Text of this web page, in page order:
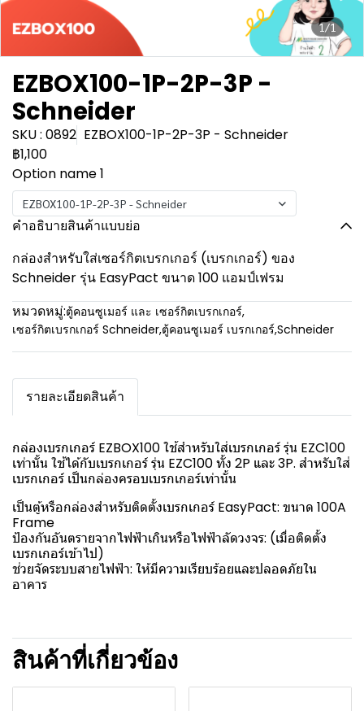
1/1
EZBOX100-1P-2P-3P -
Schneider
SKU : 0892 EZBOX100-1P-2P-3P - Schneider
฿1,100
Option name 1
EZBOX100-1P-2P-3P - Schneider
คำอธิบายสินค้าแบบย่อ
กล่องสำหรับใส่เซอร์กิตเบรกเกอร์ (เบรกเกอร์) ของ
Schneider รุ่น EasyPact ขนาด 100 แอมป์เฟรม
หมวดหมู่:ตู้คอนซูเมอร์ และ เซอร์กิตเบรกเกอร์,
เซอร์กิตเบรกเกอร์ Schneider,ตู้คอนซูเมอร์ เบรกเกอร์,Schneider
รายละเอียดสินค้า
กล่องเบรกเกอร์ EZBOX100 ใช้สำหรับใส่เบรกเกอร์ รุ่น EZC100
เท่านั้น ใช้ได้กับเบรกเกอร์ รุ่น EZC100 ทั้ง 2P และ 3P. สำหรับใส่
เบรกเกอร์ เป็นกล่องครอบเบรกเกอร์เท่านั้น
เป็นตู้หรือกล่องสำหรับติดตั้งเบรกเกอร์ EasyPact: ขนาด 100A
Frame
ป้องกันอันตรายจากไฟฟ้าเกินหรือไฟฟ้าลัดวงจร: (เมื่อติดตั้ง
เบรกเกอร์เข้าไป)
ช่วยจัดระบบสายไฟฟ้า: ให้มีความเรียบร้อยและปลอดภัยใน
อาคาร
สินค้าที่เกี่ยวข้อง